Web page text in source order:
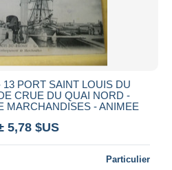
13 PORT SAINT LOUIS DU
CRUE DU QUAI NORD -
MARCHANDISES - ANIMEE
5,78 $US
Particulier